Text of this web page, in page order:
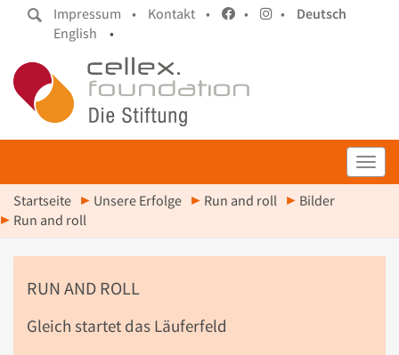
Impressum • Kontakt • • •
Deutsch
English
•
Startseite Unsere Erfolge Run and roll
Bilder
Run and roll
RUN AND ROLL
Gleich startet das Läuferfeld